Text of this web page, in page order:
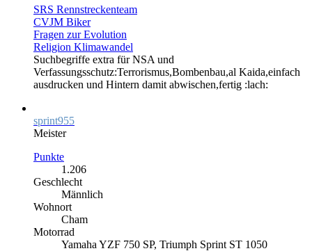
SRS Rennstreckenteam
CVJM Biker
Fragen zur Evolution
Religion Klimawandel
Suchbegriffe extra für NSA und
Verfassungsschutz:Terrorismus,Bombenbau,al Kaida,einfach
ausdrucken und Hintern damit abwischen,fertig :lach:
sprint955
Meister
Punkte
1.206
Geschlecht
Männlich
Wohnort
Cham
Motorrad
Yamaha YZF 750 SP, Triumph Sprint ST 1050